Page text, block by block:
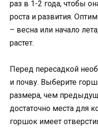
раз в 1-2 года, чтобы
роста и развития.
– весна или начало
растет.
Перед пересадкой
и почву. Выберите
размера, чем
достаточно места для
горшок имеет